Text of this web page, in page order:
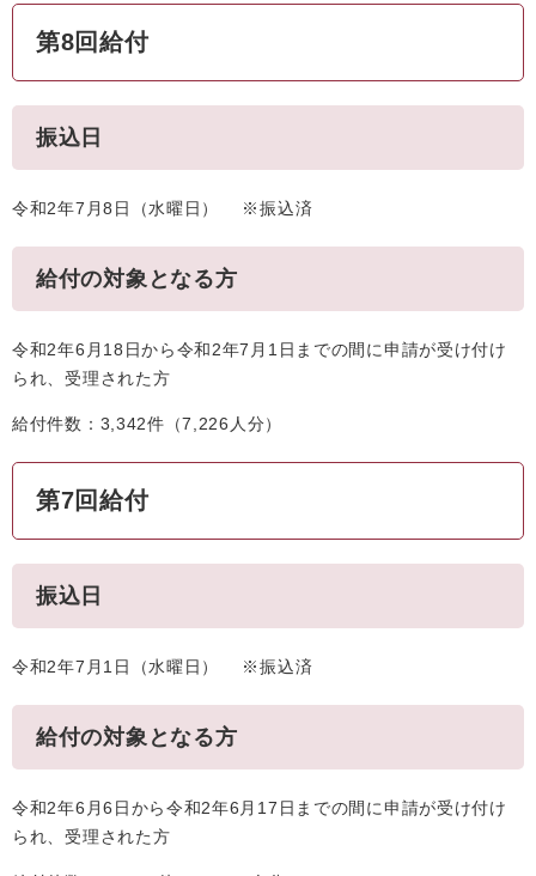
第8回給付
振込日
令和2年7月8日（水曜日） ※振込済
給付の対象となる方
令和2年6月18日から令和2年7月1日までの間に申請が受け付け
られ、受理された方
給付件数：3,342件（7,226人分）
第7回給付
振込日
令和2年7月1日（水曜日） ※振込済
給付の対象となる方
令和2年6月6日から令和2年6月17日までの間に申請が受け付け
られ、受理された方